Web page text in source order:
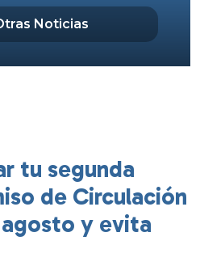
Noticias
tu segunda
de Circulación
agosto y evita